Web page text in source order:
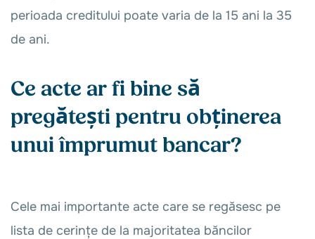
perioada creditului poate varia de la 15 ani la 35
de ani.
Ce acte ar fi bine să
pregătești pentru obținerea
unui împrumut bancar?
Cele mai importante acte care se regăsesc pe
lista de cerințe de la majoritatea băncilor